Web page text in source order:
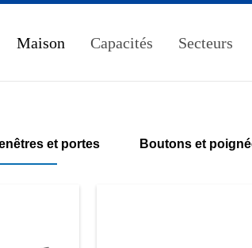
Maison Capacités Secteurs
et portes Boutons et